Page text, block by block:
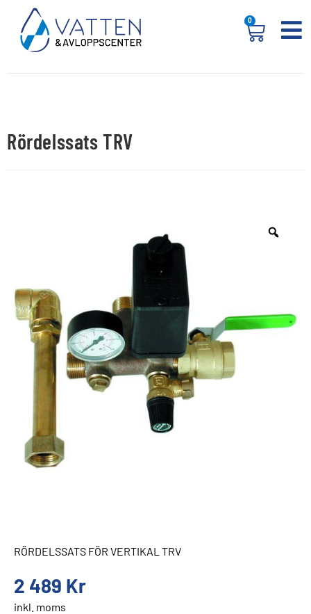
0
Rördelssats TRV
RÖRDELSSATS FÖR VERTIKAL TRV
2 489 Kr
inkl. moms